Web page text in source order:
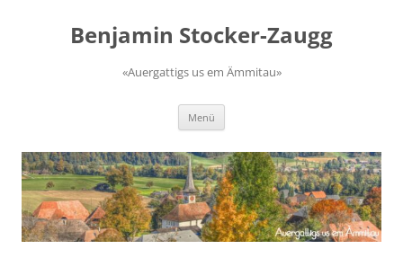
springenBenjamin Stocker-Zaugg
«Auergattigs us em Ämmitau»
Menü